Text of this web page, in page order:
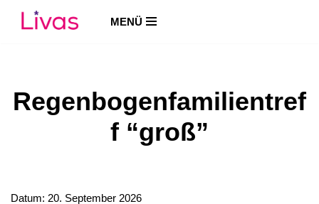
MENÜ
Regenbogenfamilientref
f “groß”
Datum: 20. September 2026